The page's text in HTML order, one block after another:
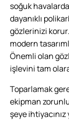
soğuk
dayanıklı
gözlerinizi korur.
modern
Önemli olan
işlevini tam
Toparlamak
ekipman
şeye